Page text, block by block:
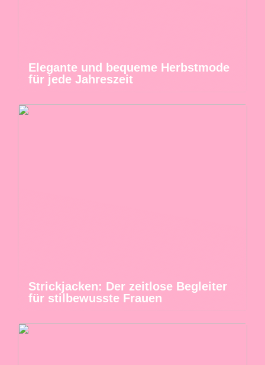
Elegante und bequeme Herbstmode
für jede Jahreszeit
Strickjacken: Der zeitlose Begleiter
für stilbewusste Frauen